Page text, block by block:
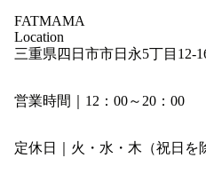
FATMAMA
Location
三重県四日市市日永5丁目12-
営業時間｜12：00～20：00
定休日｜火・水・木（祝日を